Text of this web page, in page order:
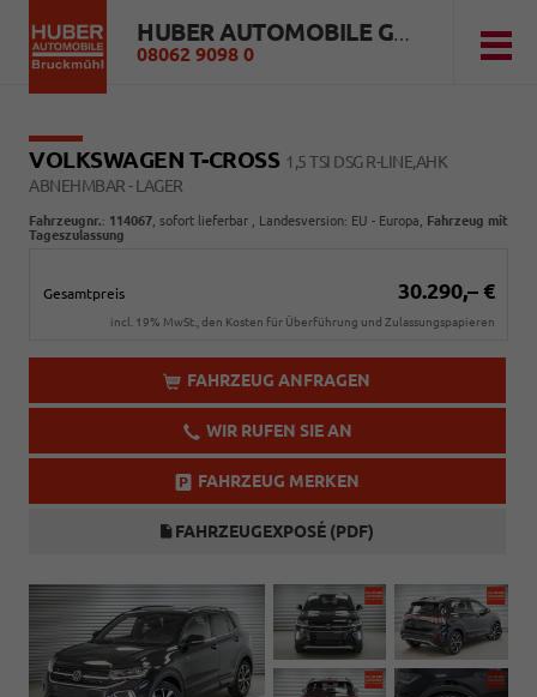
HUBER AUTOMOBILE GMBH
08062 9098 0
VOLKSWAGEN T-CROSS 1,5 TSI DSG R-LINE,AHK
ABNEHMBAR - LAGER
Fahrzeugnr.: 114067 sofort lieferbar , Landesversion: EU - Europa, Fahrzeug mit
Tageszulassung
Gesamtpreis 30.290,– €
incl. 19% MwSt., den Kosten für Überführung und Zulassungspapieren
FAHRZEUG ANFRAGEN
WIR RUFEN SIE AN
FAHRZEUG MERKEN
FAHRZEUGEXPOSÉ (PDF)